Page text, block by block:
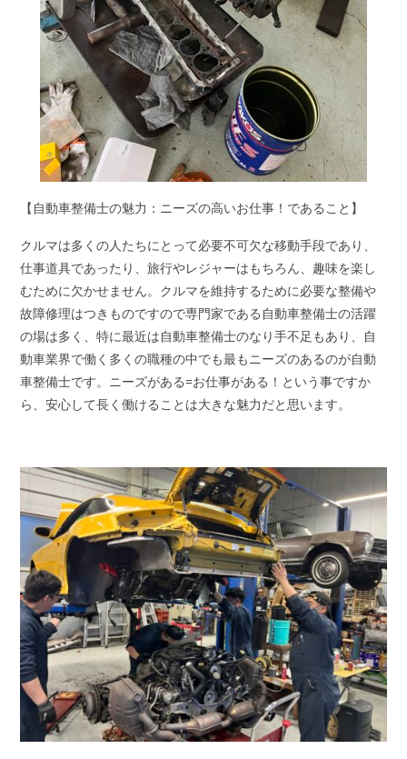
【自動車整備士の魅力：ニーズの高いお仕事！であること】
クルマは多くの人たちにとって必要不可欠な移動手段であり、
仕事道具であったり、旅行やレジャーはもちろん、趣味を楽し
むために欠かせません。クルマを維持するために必要な整備や
故障修理はつきものですので専門家である自動車整備士の活躍
の場は多く、特に最近は自動車整備士のなり手不足もあり、自
動車業界で働く多くの職種の中でも最もニーズのあるのが自動
車整備士です。ニーズがある=お仕事がある！という事ですか
ら、安心して長く働けることは大きな魅力だと思います。